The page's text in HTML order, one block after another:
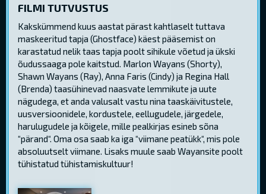
FILMI TUTVUSTUS
Kakskümmend kuus aastat pärast kahtlaselt tuttava
maskeeritud tapja (Ghostface) käest pääsemist on
karastatud nelik taas tapja poolt sihikule võetud ja ükski
õudussaaga pole kaitstud. Marlon Wayans (Shorty),
Shawn Wayans (Ray), Anna Faris (Cindy) ja Regina Hall
(Brenda) taasühinevad naasvate lemmikute ja uute
nägudega, et anda valusalt vastu nina taaskäivitustele,
uusversioonidele, kordustele, eellugudele, järgedele,
harulugudele ja kõigele, mille pealkirjas esineb sõna
“pärand“. Oma osa saab ka iga “viimane peatükk“, mis pole
absoluutselt viimane. Lisaks muule saab Wayansite poolt
tühistatud tühistamiskultuur!